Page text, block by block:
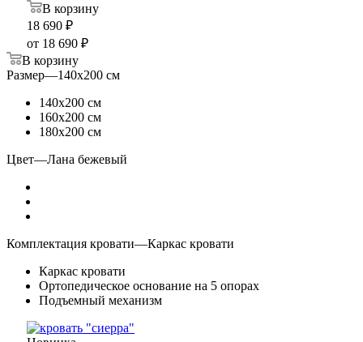
В корзину
18 690 ₽
от 18 690 ₽
В корзину
Размер—140х200 см
140х200 см
160х200 см
180х200 см
Цвет—Лана бежевый
Комплектация кровати—Каркас кровати
Каркас кровати
Ортопедическое основание на 5 опорах
Подъемный механизм